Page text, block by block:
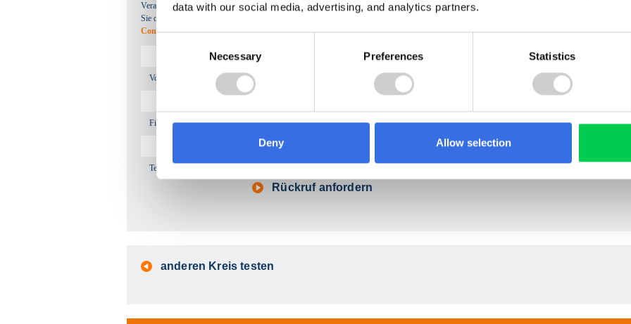
data with our social media, advertising, and analytics partners.
Necessary Preferences Statistics
Deny Allow selection
Verarbeitung und Speicherung Ihrer Daten einverstanden. Bitte lesen
Sie dazu auch die
Containerdiensten.
Vor- und Nachname
Firmenname
Telefonnummer*
Rückruf anfordern
einverstanden. Bitte lesen Sie dazu auch die
Bei einer Reservierung eines Gebietes und der Eröffnung eines
erforderlich.
zur Reservierung
Nach der Reservierung erhalten von uns eine Rechnung; nach der
anderen Kreis testen